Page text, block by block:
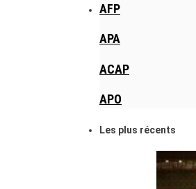
AFP
APA
ACAP
APO
Les plus récents